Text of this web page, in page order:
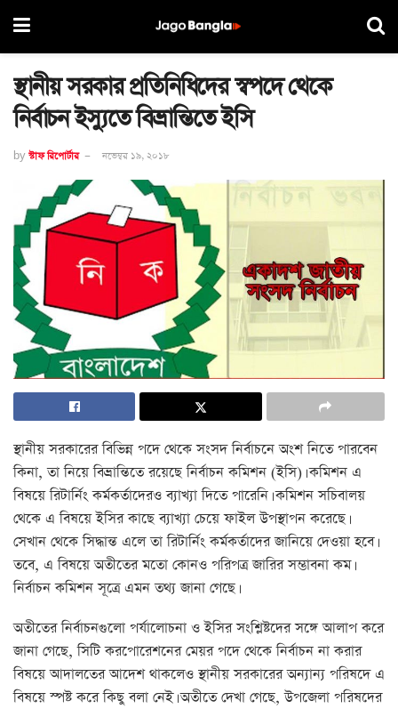
স্থানীয় সরকার প্রতিনিধিদের স্বপদে থেকে
নির্বাচন ইস্যুতে বিভ্রান্তিতে ইসি
by স্টাফ রিপোর্টার নভেম্বর ১৯, ২০১৮
স্থানীয় সরকারের বিভিন্ন পদে থেকে সংসদ নির্বাচনে অংশ নিতে পারবেন
কিনা, তা নিয়ে বিভ্রান্তিতে রয়েছে নির্বাচন কমিশন (ইসি)। কমিশন এ
বিষয়ে রিটার্নিং কর্মকর্তাদেরও ব্যাখ্যা দিতে পারেনি। কমিশন সচিবালয়
থেকে এ বিষয়ে ইসির কাছে ব্যাখ্যা চেয়ে ফাইল উপস্থাপন করেছে।
সেখান থেকে সিদ্ধান্ত এলে তা রিটার্নিং কর্মকর্তাদের জানিয়ে দেওয়া হবে।
তবে, এ বিষয়ে অতীতের মতো কোনও পরিপত্র জারির সম্ভাবনা কম।
নির্বাচন কমিশন সূত্রে এমন তথ্য জানা গেছে।
অতীতের নির্বাচনগুলো পর্যালোচনা ও ইসির সংশ্লিষ্টদের সঙ্গে আলাপ করে
জানা গেছে, সিটি করপোরেশনের মেয়র পদে থেকে নির্বাচন না করার
বিষয়ে আদালতের আদেশ থাকলেও স্থানীয় সরকারের অন্যান্য পরিষদে এ
বিষয়ে স্পষ্ট করে কিছু বলা নেই। অতীতে দেখা গেছে, উপজেলা পরিষদের